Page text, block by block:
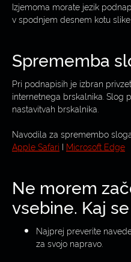
Izjemoma morate jezik
v spodnjem desnem kotu slike.
Sprememba
Pri podnapisih je izbran
internetnega brskalnika. Slog
nastavitvah brskalnika.
Navodila za spremembo
Apple Safari I Microsoft Edge
Ne morem
vsebine. Kaj
Najprej preverite
za svojo napravo.